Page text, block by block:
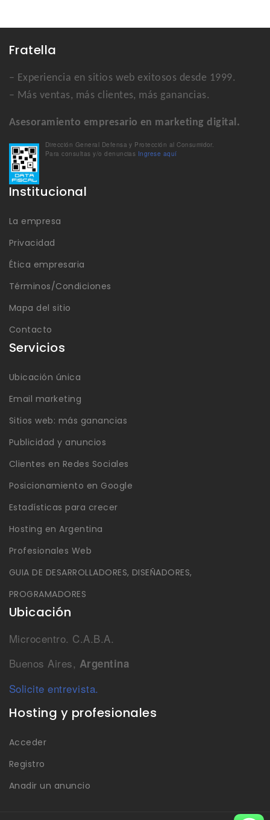
Fratella
– Experiencia en sitios web exitosos desde 1999.
– Más ventas, más clientes, más ganancias.
Asesoramiento empresario en marketing digital.
Dirección General Defensa y Protección al Consumidor.
Para consultas y/o denuncias Ingrese aquí
Institucional
La empresa
Privacidad
Ética empresaria
Términos/Condiciones
Mapa del sitio
Contacto
Servicios
Ubicación única
Email marketing
Sitios web: más ganancias
Publicidad y anuncios
Clientes en Redes Sociales
Posicionamiento en Google
Estadísticas para crecer
Hosting en Argentina
Profesionales Web
GUIA DE DESARROLLADORES, DISEÑADORES,
PROGRAMADORES
Ubicación
Microcentro. C.A.B.A.
Buenos Aires, Argentina
Solicite entrevista.
Hosting y profesionales
Acceder
Registro
Anadir un anuncio